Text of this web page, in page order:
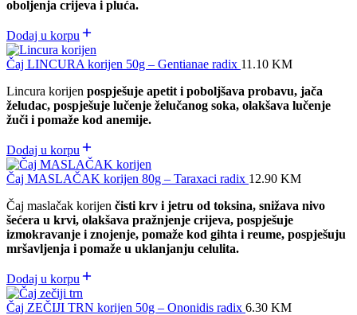
oboljenja crijeva i pluća.
Dodaj u korpu
Čaj LINCURA korijen 50g – Gentianae radix 11.10 KM
Lincura korijen pospješuje apetit i poboljšava probavu, jača
želudac, pospješuje lučenje želučanog soka, olakšava lučenje
žuči i pomaže kod anemije.
Dodaj u korpu
Čaj MASLAČAK korijen 80g – Taraxaci radix 12.90 KM
Čaj maslačak korijen čisti krv i jetru od toksina, snižava nivo
šećera u krvi, olakšava pražnjenje crijeva, pospješuje
izmokravanje i znojenje, pomaže kod gihta i reume, pospješuju
mršavljenja i pomaže u uklanjanju celulita.
Dodaj u korpu
Čaj ZEČIJI TRN korijen 50g – Ononidis radix 6.30 KM